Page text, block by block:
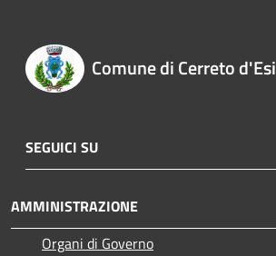
Comune di Cerreto d'Esi
SEGUICI SU
AMMINISTRAZIONE
Organi di Governo